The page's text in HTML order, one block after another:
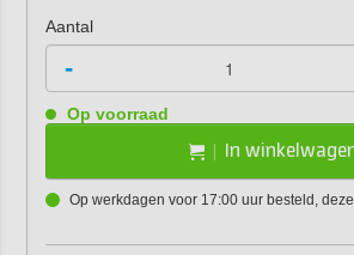
Aantal
-
Op voorraad
In
Op werkdagen voor 17:00 uur besteld,